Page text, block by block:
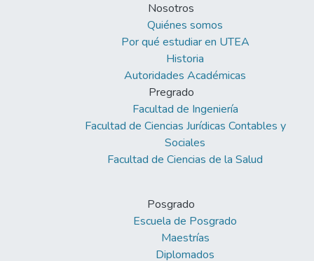
Nosotros
Quiénes somos
Por qué estudiar en UTEA
Historia
Autoridades Académicas
Pregrado
Facultad de Ingeniería
Facultad de Ciencias Jurídicas Contables y
Sociales
Facultad de Ciencias de la Salud
Posgrado
Escuela de Posgrado
Maestrías
Diplomados